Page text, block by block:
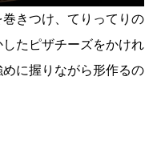
きつけ、てりってりの
たピザチーズをかけれ
に握りながら形作るの